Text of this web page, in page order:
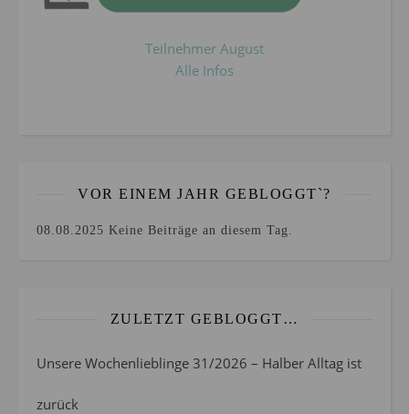
Teilnehmer August
Alle Infos
VOR EINEM JAHR GEBLOGGT`?
08.08.2025 Keine Beiträge an diesem Tag.
ZULETZT GEBLOGGT…
Unsere Wochenlieblinge 31/2026 – Halber Alltag ist
zurück